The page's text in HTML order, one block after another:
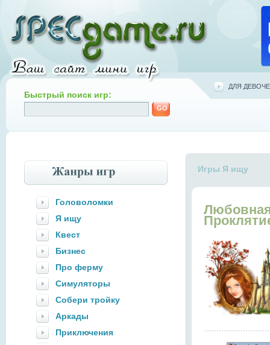
ДЛЯ
Быстрый поиск игр:
Головоломки
Я ищу
Квест
Бизнес
Про ферму
Симуляторы
Собери тройку
Аркады
Приключения
Игры Я ищу